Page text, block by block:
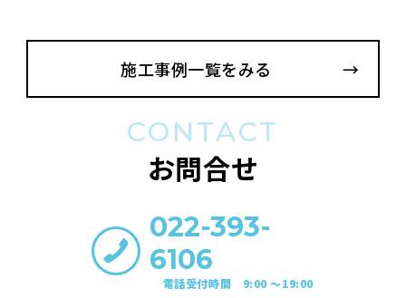
施工事例一覧をみる
CONTACT
お問合せ
022-393-
6106
電話受付時間 9:00 〜19:00